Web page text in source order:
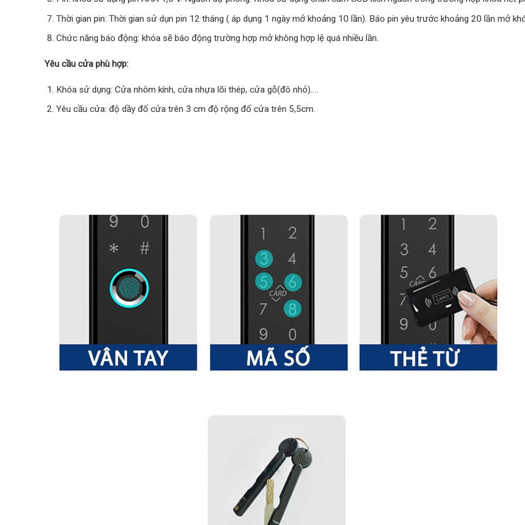
Thời gian pin: Thời gian sử dụn pin 12 tháng ( áp dụng 1 ngày mở khoảng 10 lần). Báo pin yêu trước khoảng 20 lần mở
Chức năng báo động: khóa sẽ báo động trường hợp mở không hợp lệ quá nhiều lần.
Yêu cầu cửa phù hợp:
Khóa sử dụng: Cửa nhôm kính, cửa nhựa lõi thép, cửa gỗ(đô nhỏ)….
Yêu cầu cửa: độ dầy đố cửa trên 3 cm độ rộng đố cửa trên 5,5cm.